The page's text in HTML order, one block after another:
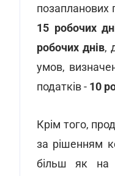
позапланових
15 робочих
робочих днів,
умов,
податків - 10
Крім того,
за рішенням
більш як на